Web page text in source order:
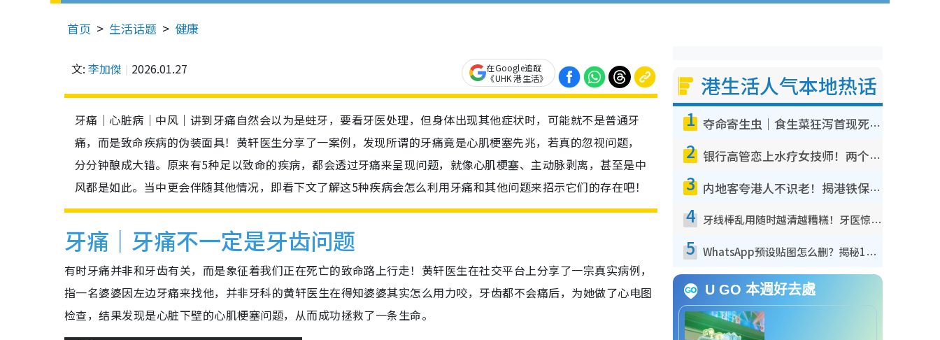
首页 生活话题 健康
文: 李加傑 2026.01.27
在Google追蹤
《UHK 港生活》
牙痛｜心脏病｜中风｜讲到牙痛自然会以为是蛀牙，要看牙医处理，但身体出现其他症状时，可能就不是普通牙
痛，而是致命疾病的伪装面具！黄轩医生分享了一案例，发现所谓的牙痛竟是心肌梗塞先兆，若真的忽视问题，
分分钟酿成大错。原来有5种足以致命的疾病，都会透过牙痛来呈现问题，就像心肌梗塞、主动脉剥离，甚至是中
风都是如此。当中更会伴随其他情况，即看下文了解这5种疾病会怎么利用牙痛和其他问题来招示它们的存在吧！
牙痛｜牙痛不一定是牙齿问题
有时牙痛并非和牙齿有关，而是象征着我们正在死亡的致命路上行走！黄轩医生在社交平台上分享了一宗真实病例，
指一名婆婆因左边牙痛来找他，并非牙科的黄轩医生在得知婆婆其实怎么用力咬，牙齿都不会痛后，为她做了心电图
检查，结果发现是心脏下壁的心肌梗塞问题，从而成功拯救了一条生命。
港生活人气本地热话
1 夺命寄生虫｜食生菜狂泻首现死者！疫潮恶化录1.8万宗病例 揭洗菜3大谬误
2 银行高管恋上水疗女技师！两个月借128万惊觉“沉船”沉落火海 揭背后疑似邪教操控卖淫
3 内地客夸港人不识老！揭港铁保鲜级冷气 港人求放过：别投诉
4 牙线棒乱用随时越清越糟糕！牙医惊揭盲目过户细菌恐致蛀牙：这种才是日常真保养
5 WhatsApp预设贴图怎么删？揭秘1招“反向操作”还原简洁界面 附3步实测教程
U GO 本週好去處